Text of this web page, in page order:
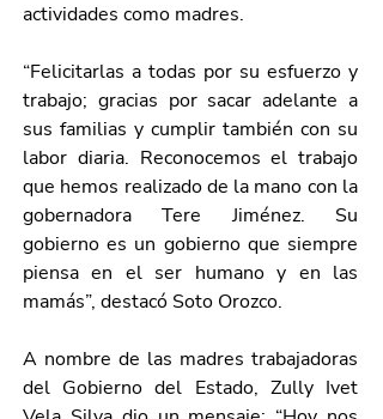
actividades como madres.
“Felicitarlas a todas por su esfuerzo y
trabajo; gracias por sacar adelante a
sus familias y cumplir también con su
labor diaria. Reconocemos el trabajo
que hemos realizado de la mano con la
gobernadora Tere Jiménez. Su
gobierno es un gobierno que siempre
piensa en el ser humano y en las
mamás”, destacó Soto Orozco.
A nombre de las madres trabajadoras
del Gobierno del Estado, Zully Ivet